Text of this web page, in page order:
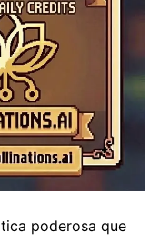
poderosa que